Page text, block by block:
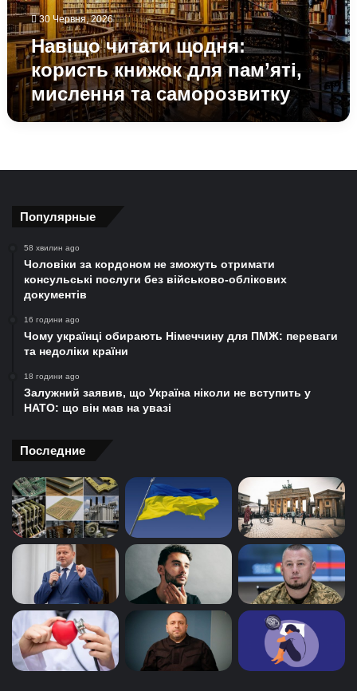
мислення
та
саморозвитку
30 Червня, 2026
Навіщо читати щодня:
користь книжок для пам’яті,
мислення та саморозвитку
Популярные
58 хвилин ago
Чоловіки за кордоном не зможуть отримати
консульські послуги без військово-облікових
документів
16 години ago
Чому українці обирають Німеччину для ПМЖ: переваги
та недоліки країни
18 години ago
Залужний заявив, що Україна ніколи не вступить у
НАТО: що він мав на увазі
Последние